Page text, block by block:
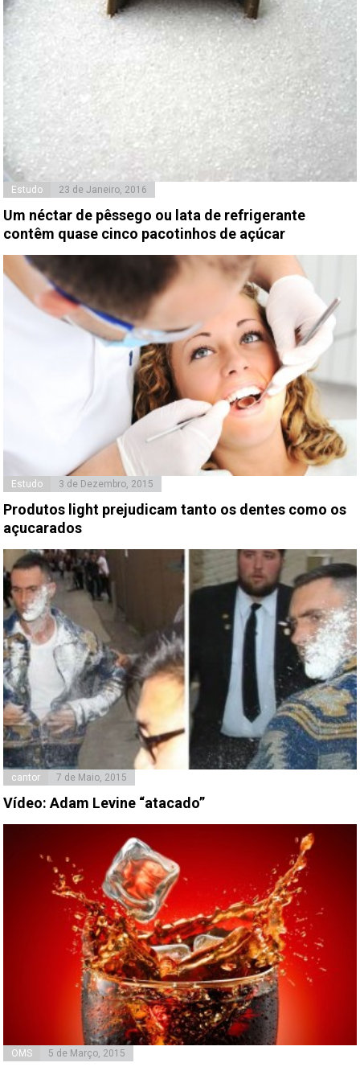
Estudo 23 de Janeiro, 2016
Um néctar de pêssego ou lata de refrigerante
contêm quase cinco pacotinhos de açúcar
Estudo 3 de Dezembro, 2015
Produtos light prejudicam tanto os dentes como os
açucarados
cantor 7 de Maio, 2015
Vídeo: Adam Levine “atacado”
OMS 5 de Março, 2015